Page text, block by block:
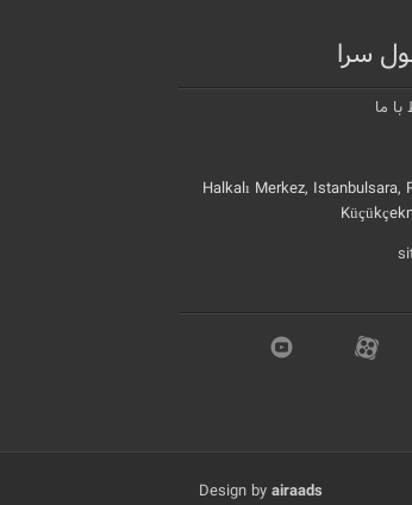
سرا
ما
Halkalı Merkez, Istanbulsara,
Design byairaads